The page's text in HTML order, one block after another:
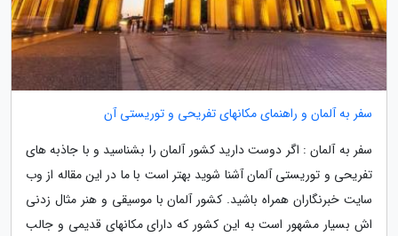
سفر به آلمان و راهنمای مکانهای تفریحی و توریستی آن
سفر به آلمان : اگر دوست دارید کشور آلمان را بشناسید و با جاذبه های
تفریحی و توریستی آلمان آشنا شوید بهتر است با ما در این مقاله از وب
سایت خبرنگاران همراه باشید. کشور آلمان با موسیقی و هنر مثال زدنی
اش بسیار مشهور است به این کشور که دارای مکانهای قدیمی و جالب